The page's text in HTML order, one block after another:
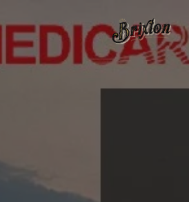
qua
nội
dung